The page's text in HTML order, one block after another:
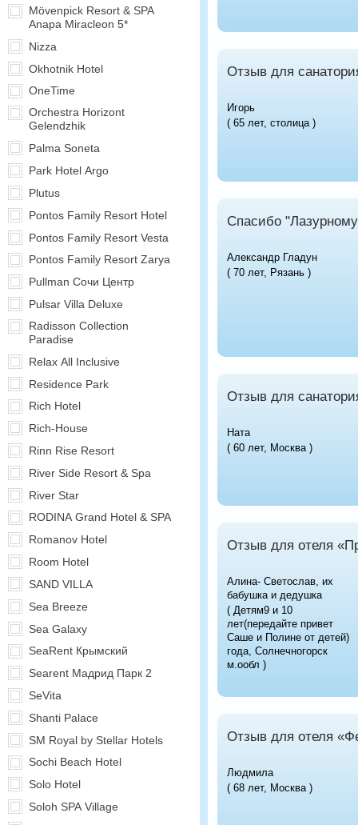
Mövenpick Resort & SPA
Anapa Miracleon 5*
Nizza
Okhotnik Hotel
OneTime
Orchestra Horizont
Gelendzhik
Palma Soneta
Park Hotel Argo
Plutus
Pontos Family Resort Hotel
Pontos Family Resort Vesta
Pontos Family Resort Zarya
Pullman Сочи Центр
Pulsar Villa Deluxe
Radisson Collection
Paradise
Relax All Inclusive
Residence Park
Rich Hotel
Rich-House
Rinn Rise Resort
River Side Resort & Spa
River Star
RODINA Grand Hotel & SPA
Romanov Hotel
Room Hotel
SAND VILLA
Sea Breeze
Sea Galaxy
SeaRent Крымский
Searent Мадрид Парк 2
SeVita
Shanti Palace
SM Royal by Stellar Hotels
Sochi Beach Hotel
Solo Hotel
Soloh SPA Village
Отзыв для
Игорь
( 65 лет, столица )
Спасибо
Александр Гладун
( 70 лет, Рязань )
Отзыв для
Ната
( 60 лет, Москва )
Отзыв для отеля
Алина- Светослав, их
бабушка и дедушка
( Детям9 и 10
лет(передайте привет
Саше и Полине от детей)
года, Солнечногорск
м.ообл )
Отзыв для отеля
Людмила
( 68 лет, Москва )